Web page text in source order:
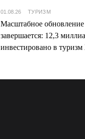
01.08.26 ТУРИЗМ
Масштабное
завершается: 12,3
инвестировано в туризм